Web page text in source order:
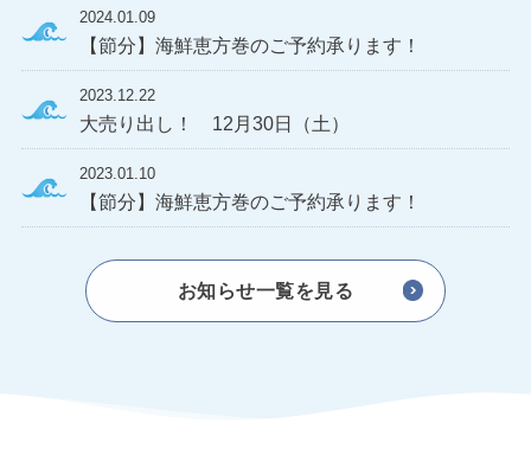
2024.01.09
【節分】海鮮恵方巻のご予約承ります！
2023.12.22
大売り出し！ 12月30日（土）
2023.01.10
【節分】海鮮恵方巻のご予約承ります！
お知らせ一覧を見る